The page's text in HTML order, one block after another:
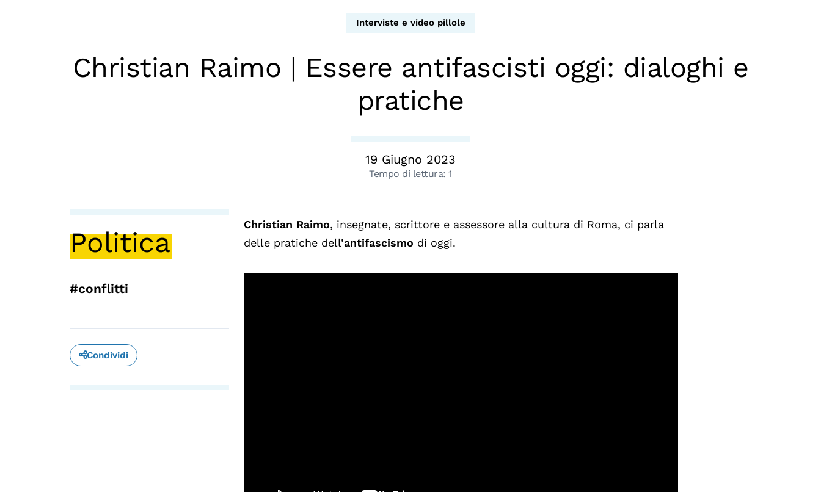
Calendario civile
Podcast
Interviste e video pillole
Christian Raimo | Essere antifascisti oggi: dialoghi e
pratiche
19 Giugno 2023
Tempo di lettura:1
Politica
#conflitti
Condividi
Christian Raimo, insegnate, scrittore e assessore alla cultura di Roma, ci parla
delle pratiche dell’antifascismo di oggi.